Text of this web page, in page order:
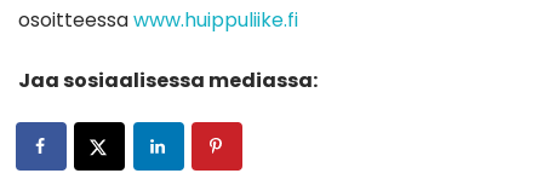
osoitteessawww.huippuliike.fi
Jaa sosiaalisessa mediassa: